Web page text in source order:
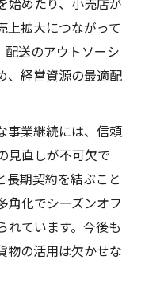
上拡大につながって
配送のアウトソーシ
、経営資源の最適配
事業継続には、信頼
見直しが不可欠で
長期契約を結ぶこと
角化でシーズンオフ
れています。今後も
物の活用は欠かせな